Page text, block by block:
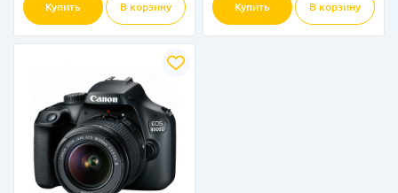
Купить В корзину Купить В корзину